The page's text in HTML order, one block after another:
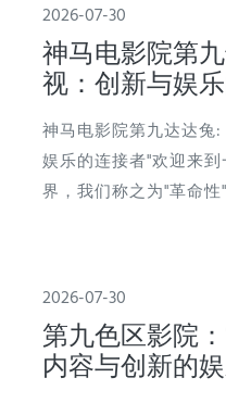
2026-07-30
神马电影院第
视：创新与娱
神马电影院第九达达兔
娱乐的连接者"欢迎来
界，我们称之为"革命性"
2026-07-30
第九色区影院
内容与创新的